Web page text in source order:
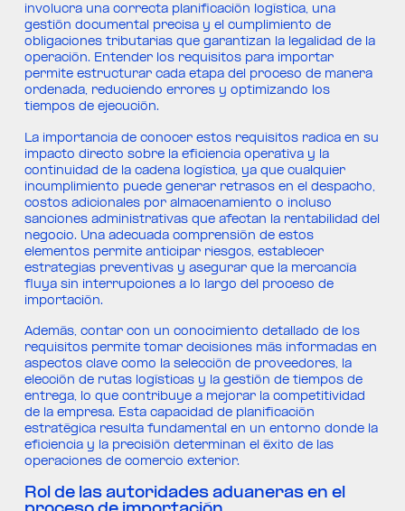
involucra una correcta planificación logística, una
gestión documental precisa y el cumplimiento de
obligaciones tributarias que garantizan la legalidad de la
operación. Entender los requisitos para importar
permite estructurar cada etapa del proceso de manera
ordenada, reduciendo errores y optimizando los
tiempos de ejecución.
La importancia de conocer estos requisitos radica en su
impacto directo sobre la eficiencia operativa y la
continuidad de la cadena logística, ya que cualquier
incumplimiento puede generar retrasos en el despacho,
costos adicionales por almacenamiento o incluso
sanciones administrativas que afectan la rentabilidad del
negocio. Una adecuada comprensión de estos
elementos permite anticipar riesgos, establecer
estrategias preventivas y asegurar que la mercancía
fluya sin interrupciones a lo largo del proceso de
importación.
Además, contar con un conocimiento detallado de los
requisitos permite tomar decisiones más informadas en
aspectos clave como la selección de proveedores, la
elección de rutas logísticas y la gestión de tiempos de
entrega, lo que contribuye a mejorar la competitividad
de la empresa. Esta capacidad de planificación
estratégica resulta fundamental en un entorno donde la
eficiencia y la precisión determinan el éxito de las
operaciones de comercio exterior.
Rol de las autoridades aduaneras en el